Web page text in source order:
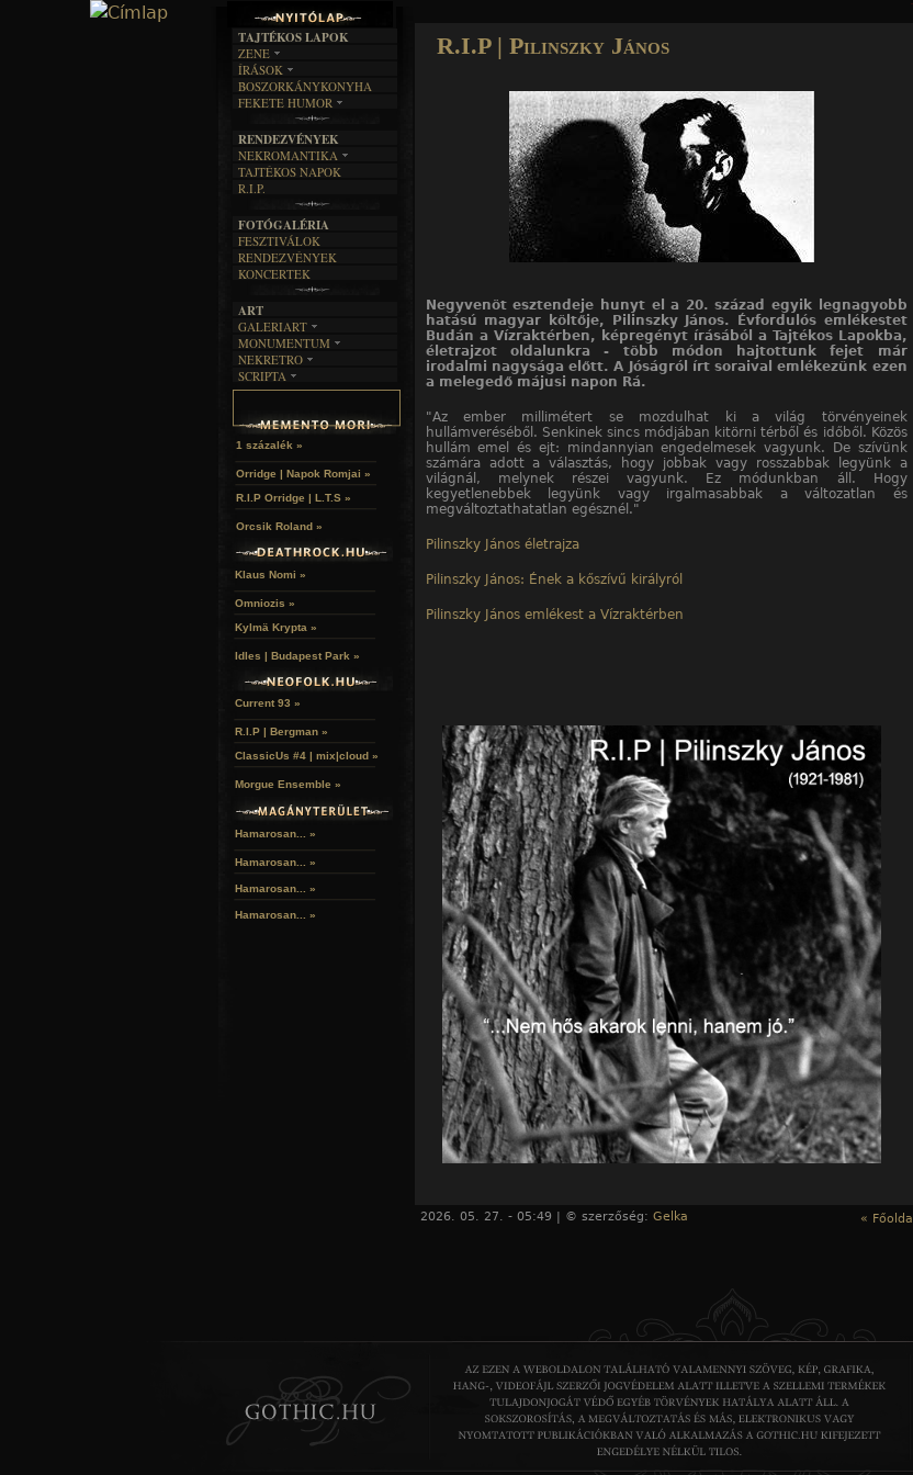
R.I.P | Pilinszky János
Negyvenöt esztendeje hunyt el a 20. század egyik legnagyobb
hatású magyar költője, Pilinszky János. Évfordulós emlékestet
Budán a Vízraktérben, képregényt írásából a Tajtékos Lapokba,
életrajzot oldalunkra - több módon hajtottunk fejet már
irodalmi nagysága előtt. A Jóságról írt soraival emlékezünk ezen
a melegedő májusi napon Rá.
"Az ember millimétert se mozdulhat ki a világ törvényeinek
hullámveréséből. Senkinek sincs módjában kitörni térből és időből. Közös
hullám emel és ejt: mindannyian engedelmesek vagyunk. De szívünk
számára adott a választás, hogy jobbak vagy rosszabbak legyünk a
világnál, melynek részei vagyunk. Ez módunkban áll. Hogy
kegyetlenebbek legyünk vagy irgalmasabbak a változatlan és
megváltoztathatatlan egésznél."
Pilinszky János életrajza
Pilinszky János: Ének a kőszívű királyról
Pilinszky János emlékest a Vízraktérben
2026. 05. 27. - 05:49 | © szerzőség: Gelka « Főoldal
TAJTÉKOS LAPOK
ZENE
EGYÜTTESEK
INTERJÚK
FORDÍTÁSOK
DALSZÖVEGEK
ÍRÁSOK
IRODALOM
FILM
MŰVÉSZET
ÍRÁSTÖRTÉNET
BOSZORKÁNYKONYHA
FEKETE HUMOR
SZÖVEGES
RENDEZVÉNYEK
NEKROMANTIKA
AKTUÁLIS
A MÚLT
TAJTÉKOS NAPOK
R.I.P.
FOTÓGALÉRIA
FESZTIVÁLOK
RENDEZVÉNYEK
KONCERTEK
ART
GALERIART
ARTGALERI
KÉPREGÉNYEK
LAKÁSKULTS
MONUMENTUM
TEMETŐK
TEMPLOMOK
HELYEK
NEKRETRO
SZUBKULT
RELIKVIÁK
SCRIPTA
NOVELLÁK
HALÁLTÁNC
1 százalék »
Orridge | Napok Romjai »
R.I.P Orridge | L.T.S »
Orcsik Roland »
Klaus Nomi »
Omniozis »
Kylmä Krypta »
Idles | Budapest Park »
Current 93 »
R.I.P | Bergman »
ClassicUs #4 | mix|cloud »
Morgue Ensemble »
Hamarosan... »
Hamarosan... »
Hamarosan... »
Hamarosan... »